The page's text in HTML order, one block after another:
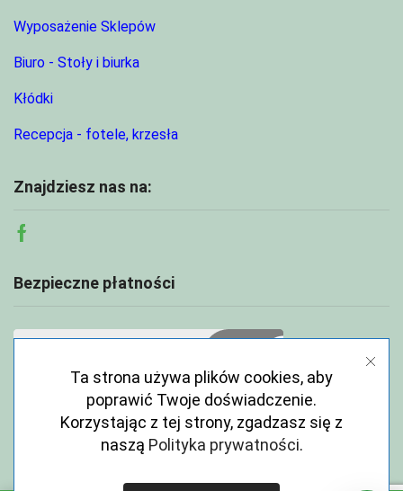
Wyposażenie Sklepów
Biuro - Stoły i biurka
Kłódki
Recepcja - fotele, krzesła
Znajdziesz nas na:
Facebook
Bezpieczne płatności
Ta strona używa plików cookies, aby
poprawić Twoje doświadczenie.
Korzystając z tej strony, zgadzasz się z
naszą Polityka prywatności.